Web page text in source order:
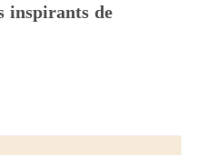
inspirants de